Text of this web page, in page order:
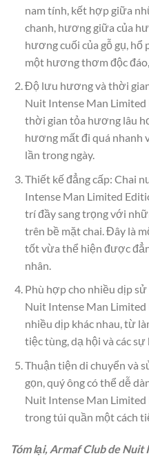
nam tính, kết hợp giữa
chanh, hương giữa của
hương cuối của gỗ gụ, hổ
một hương thơm độc
Độ lưu hương và thời
Nuit Intense Man
thời gian tỏa hương lâu
hương mất đi quá nhanh
lần trong ngày.
Thiết kế đẳng cấp: Chai
Intense Man Limited
trí đầy sang trọng với
trên bề mặt chai. Đây là
tốt vừa thể hiện được
nhân.
Phù hợp cho nhiều dịp
Nuit Intense Man
nhiều dịp khác nhau, từ
tiệc tùng, dạ hội và các
Thuận tiện di chuyển và
gọn, quý ông có thể dễ
Nuit Intense Man
trong túi quần một cách
Tóm lại, Armaf Club de